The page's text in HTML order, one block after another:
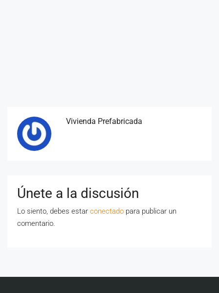
Vivienda Prefabricada
Únete a la discusión
Lo siento, debes estar conectado para publicar un
comentario.